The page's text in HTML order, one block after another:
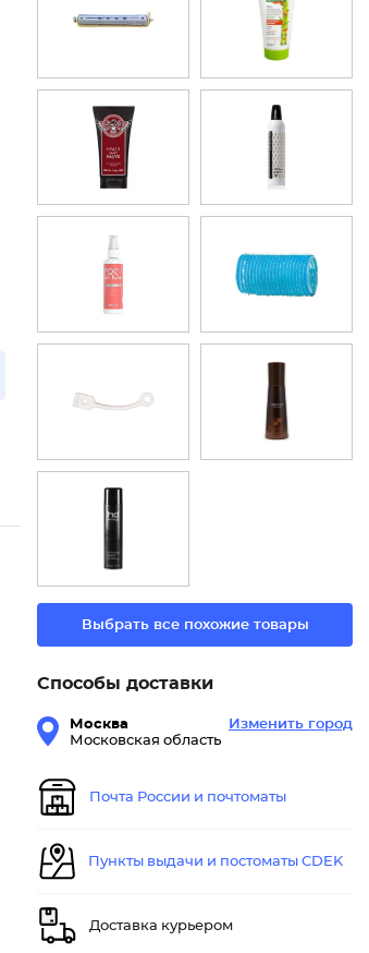
Выбрать все похожие товары
Способы доставки
Москва
Московская область
Изменить город
Почта России и почтоматы
Пункты выдачи и постоматы CDEK
Доставка курьером